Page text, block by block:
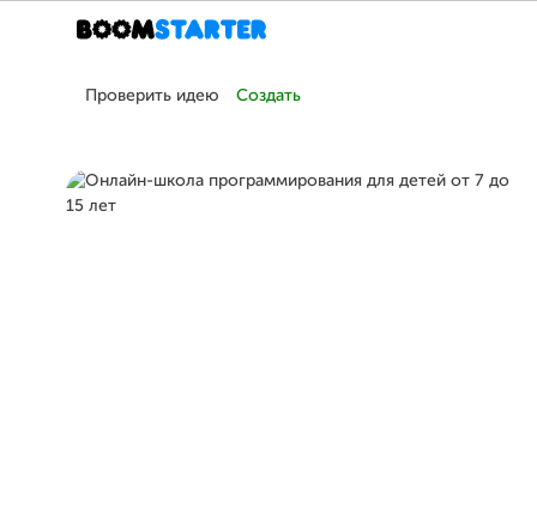
Проверить идею Создать